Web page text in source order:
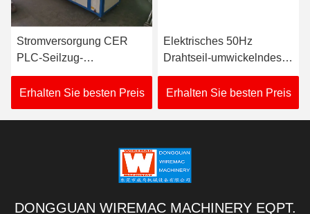
Stromversorgung CER
PLC-Seilzug-
umwickelnde Maschinen-
Winde Wechselstroms
380V
Erhalten Sie besten Preis
Elektrisches 50Hz
Drahtseil-umwickelndes
Ausrüstungs-
pneumatisches
Festklemmen
Erhalten Sie besten Preis
DONGGUAN WIREMAC MACHINERY EQPT.